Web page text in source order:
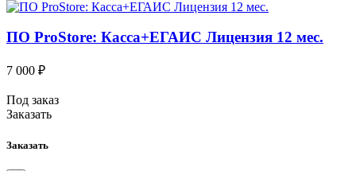
ПО ProStore: Касса+ЕГАИС Лицензия 12 мес.
7 000 ₽
Под заказ
Заказать
Заказать